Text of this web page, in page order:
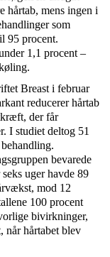
hårtab, mens ingen i
som
95 procent.
1,1 procent –
Breast i februar
reducerer hårtab
der får
I studiet deltog 51
bevarede
uger havde 89
mod 12
100 procent
bivirkninger,
når hårtabet blev